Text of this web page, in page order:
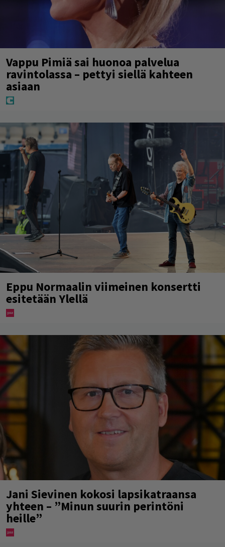
Vappu Pimiä sai huonoa palvelua
ravintolassa – pettyi siellä kahteen
asiaan
Eppu Normaalin viimeinen konsertti
esitetään Ylellä
Jani Sievinen kokosi lapsikatraansa
yhteen – ”Minun suurin perintöni
heille”